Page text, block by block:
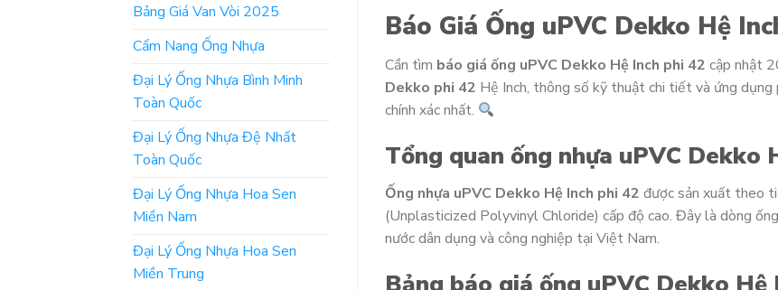
Bảng Giá Van Vòi 2025
Cẩm Nang Ống Nhựa
Đại Lý Ống Nhựa Bình Minh
Toàn Quốc
Đại Lý Ống Nhựa Đệ Nhất
Toàn Quốc
Đại Lý Ống Nhựa Hoa Sen
Miền Nam
Đại Lý Ống Nhựa Hoa Sen
Miền Trung
Báo Giá Ống uPVC Dekko Hệ
Cần tìm báo giá ống uPVC Dekko Hệ Inch phi 42 cập nhật
Dekko phi 42 Hệ Inch, thông số kỹ thuật chi tiết và ứng
chính xác nhất.
Tổng quan ống nhựa uPVC Dekko
Ống nhựa uPVC Dekko Hệ Inch phi 42 được sản xuất theo
(Unplasticized Polyvinyl Chloride) cấp độ cao. Đây là dòng
nước dân dụng và công nghiệp tại Việt Nam.